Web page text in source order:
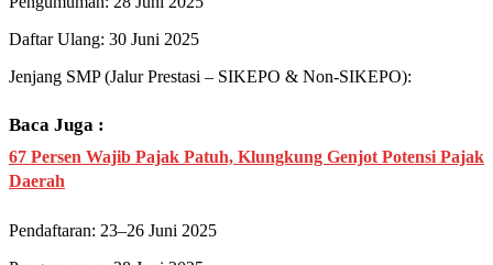
Daftar Ulang: 30 Juni 2025
Jenjang SMP (Jalur Prestasi – SIKEPO & Non-SIKEPO):
Baca Juga :
67 Persen Wajib Pajak Patuh, Klungkung Genjot Potensi Pajak
Daerah
Pendaftaran: 23–26 Juni 2025